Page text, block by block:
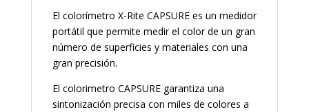
El colorímetro X-Rite CAPSURE es un medidor
portátil que permite medir el color de un gran
número de superficies y materiales con una
gran precisión.
El colorimetro CAPSURE garantiza una
sintonización precisa con miles de colores a